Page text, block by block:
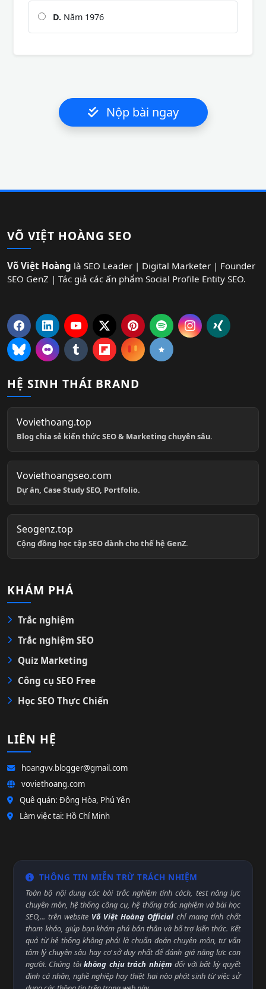
D. Năm 1976
Nộp bài ngay
VÕ VIỆT HOÀNG SEO
Võ Việt Hoàng là SEO Leader | Digital Marketer | Founder
SEO GenZ | Tác giả các ấn phẩm Social Profile Entity SEO.
HỆ SINH THÁI BRAND
Voviethoang.top
Blog chia sẻ kiến thức SEO & Marketing chuyên sâu.
Voviethoangseo.com
Dự án, Case Study SEO, Portfolio.
Seogenz.top
Cộng đồng học tập SEO dành cho thế hệ GenZ.
KHÁM PHÁ
Trắc nghiệm
Trắc nghiệm SEO
Quiz Marketing
Công cụ SEO Free
Học SEO Thực Chiến
LIÊN HỆ
hoangvv.blogger@gmail.com
voviethoang.com
Quê quán: Đông Hòa, Phú Yên
Làm việc tại: Hồ Chí Minh
THÔNG TIN MIỄN TRỪ TRÁCH NHIỆM
Toàn bộ nội dung các bài trắc nghiệm tính cách, test năng lực
chuyên môn, hệ thống công cụ, hệ thống trắc nghiệm và bài học
SEO,... trên website Võ Việt Hoàng Official chỉ mang tính chất
tham khảo, giúp bạn khám phá bản thân và bổ trợ kiến thức. Kết
quả từ hệ thống không phải là chuẩn đoán chuyên môn, tư vấn
tâm lý chuyên sâu hay cơ sở duy nhất để đánh giá năng lực con
người. Chúng tôikhông chịu trách nhiệm đối với bất kỳ quyết
định cá nhân, nghề nghiệp hay thiệt hại nào phát sinh từ việc sử